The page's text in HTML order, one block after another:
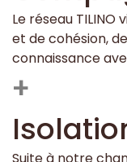
Le réseau
et de cohésion,
connaissance
+
Suite à notre